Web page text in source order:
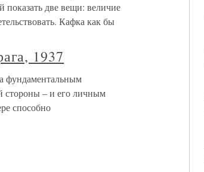
показать две вещи: величие
Кафка как бы
1937
фундаментальным
стороны – и его личным
способно